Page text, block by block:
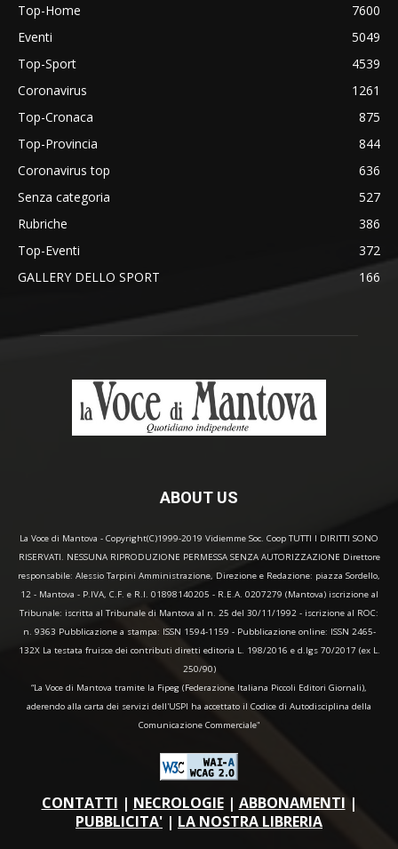
Top-Home
7600
Eventi
5049
Top-Sport
4539
Coronavirus
1261
Top-Cronaca
875
Top-Provincia
844
Coronavirus top
636
Senza categoria
527
Rubriche
386
Top-Eventi
372
GALLERY DELLO SPORT
166
ABOUT US
La Voce di Mantova - Copyright(C)1999-2019 Vidiemme Soc. Coop TUTTI I DIRITTI SONO
RISERVATI. NESSUNA RIPRODUZIONE PERMESSA SENZA AUTORIZZAZIONE Direttore
responsabile: Alessio Tarpini Amministrazione, Direzione e Redazione: piazza Sordello,
12 - Mantova - P.IVA, C.F. e R.I. 01898140205 - R.E.A. 0207279 (Mantova) iscrizione al
Tribunale: iscritta al Tribunale di Mantova al n. 25 del 30/11/1992 - iscrizione al ROC:
n. 9363 Pubblicazione a stampa: ISSN 1594-1159 - Pubblicazione online: ISSN 2465-
132X La testata fruisce dei contributi diretti editoria L. 198/2016 e d.lgs 70/2017 (ex L.
250/90)
“La Voce di Mantova tramite la Fipeg (Federazione Italiana Piccoli Editori Giornali),
aderendo alla carta dei servizi dell'USPI ha accettato il Codice di Autodisciplina della
Comunicazione Commerciale"
CONTATTI | NECROLOGIE| ABBONAMENTI |
PUBBLICITA' | LA NOSTRA LIBRERIA